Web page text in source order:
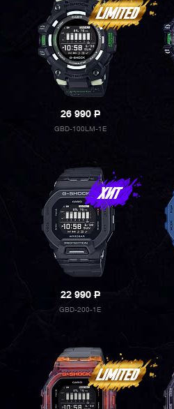
26 990P
GBD-100LM-1E
22 990P
GBD-200-1E